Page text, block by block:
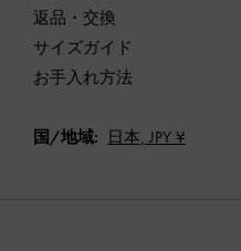
返品・交換
サイズガイド
お手入れ方法
国/地域: 日本, JPY ¥